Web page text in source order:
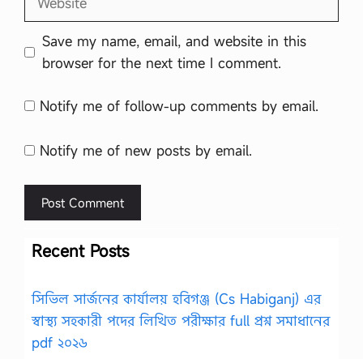
Save my name, email, and website in this
browser for the next time I comment.
Notify me of follow-up comments by email.
Notify me of new posts by email.
Recent Posts
সিভিল সার্জনের কার্যালয় হবিগঞ্জ (Cs Habiganj) এর
স্বাস্থ্য সহকারী পদের লিখিত পরীক্ষার full প্রশ্ন সমাধানের
pdf ২০২৬